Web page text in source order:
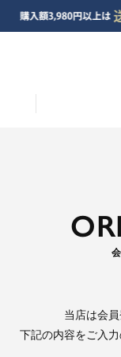
当店は会
下記の内容をご入力